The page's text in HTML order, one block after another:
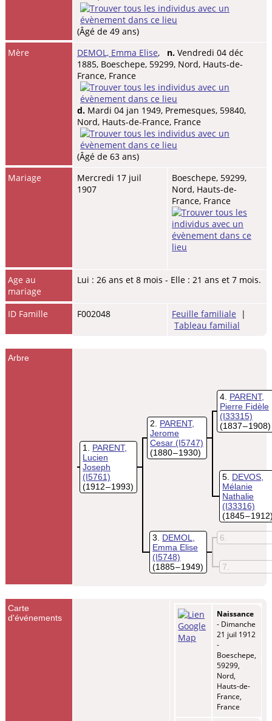
(Âgé de 49 ans)
Mère
DEMOL, Emma Elise, n. Vendredi 04 déc
1885, Boeschepe, 59299, Nord, Hauts-de-
France, France
d. Mardi 04 jan 1949, Premesques, 59840,
Nord, Hauts-de-France, France
(Âgé de 63 ans)
Mariage
Mercredi 17 juil
1907
Boeschepe, 59299,
Nord, Hauts-de-
France, France
Age au
mariage
Lui : 26 ans et 8 mois - Elle : 21 ans et 7 mois.
ID Famille F002048 Feuille familiale |
Tableau familial
Arbre
1
PARENT,
Lucien
Joseph
(I5761)
(1912 – 1993)
2
PARENT,
Jerome
Cesar (I5747)
(1880 – 1930)
4 PARENT,
Pierre Fidèle
(I33315)
(1837 – 1908)
5 DEVOS,
Mélanie
Nathalie
(I33316)
(1845 –
3
DEMOL,
Emma Elise
(I5748)
(1885 – 1949)
6
7
Carte
d'événements
Naissance
- Dimanche
21 juil 1912
-
Boeschepe,
59299,
Nord,
Hauts-de-
France,
France